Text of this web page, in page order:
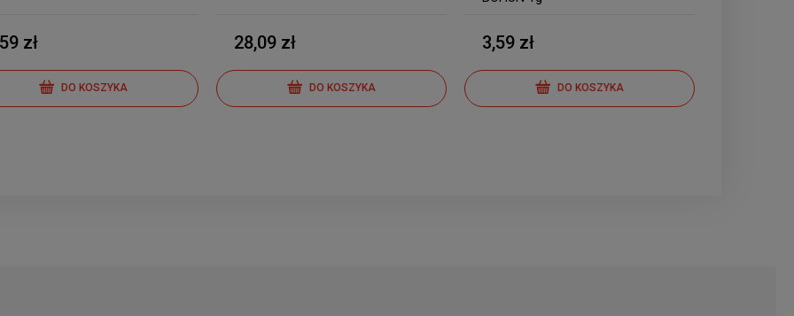
zł
DO KOSZYKA
28,09 zł
DO KOSZYKA
3,59 zł
DO KOSZYKA